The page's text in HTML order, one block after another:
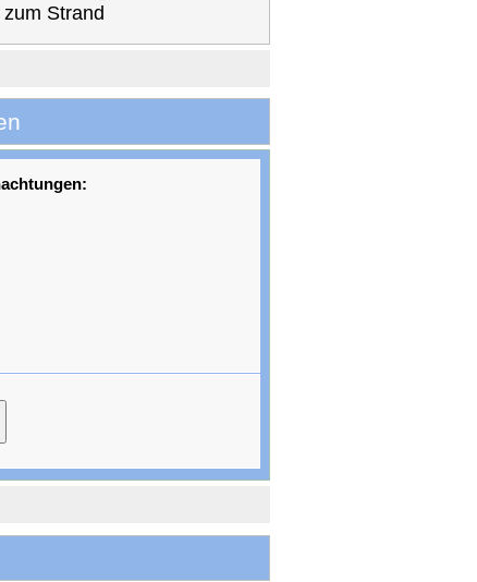
Strand